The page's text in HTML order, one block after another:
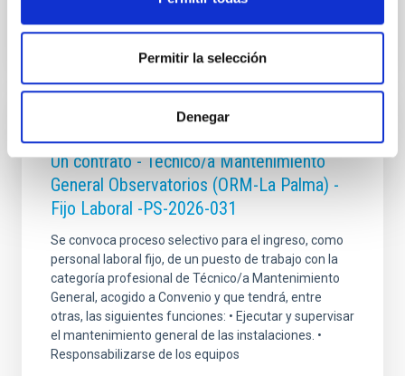
Permitir la selección
Denegar
Un contrato - Técnico/a Mantenimiento
General Observatorios (ORM-La Palma) -
Fijo Laboral -PS-2026-031
Se convoca proceso selectivo para el ingreso, como
personal laboral fijo, de un puesto de trabajo con la
categoría profesional de Técnico/a Mantenimiento
General, acogido a Convenio y que tendrá, entre
otras, las siguientes funciones: • Ejecutar y supervisar
el mantenimiento general de las instalaciones. •
Responsabilizarse de los equipos